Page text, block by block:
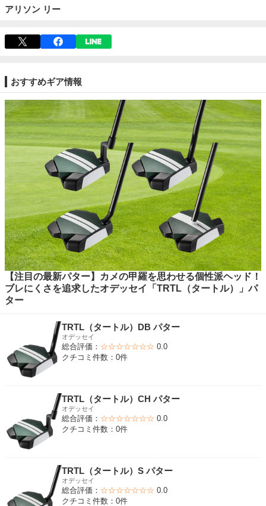
アリソン リー
おすすめギア情報
【注目の最新パター】カメの甲羅を思わせる個性派ヘッド！
ブレにくさを追求したオデッセイ「TRTL（タートル）」パ
ター
TRTL（タートル）DB パター
オデッセイ
総合評価： ☆☆☆☆☆☆☆ 0.0
クチコミ件数：0件
TRTL（タートル）CH パター
オデッセイ
総合評価： ☆☆☆☆☆☆☆ 0.0
クチコミ件数：0件
TRTL（タートル）S パター
オデッセイ
総合評価： ☆☆☆☆☆☆☆ 0.0
クチコミ件数：0件